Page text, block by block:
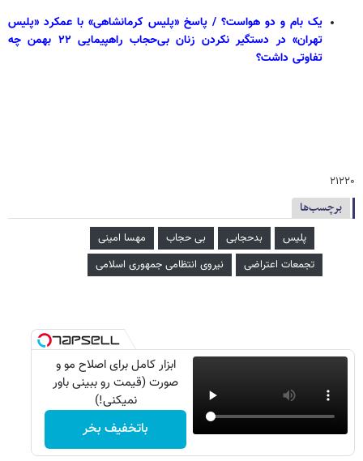
یک بام و دو هواست؟ / پاسخ «پلیس کرمانشاهی» با عمکرد «پلیس
تهران» در دستگیر نکردن زنان بی‌حجاب راهپیمایی ۲۲ بهمن چه
تفاوتی داشت؟
۲۱۲۲۰
برچسب‌ها
پلیس بدحجابی بی حجاب
مهسا امینی
تجمعات اعتراضی
نیروی انتظامی جمهوری اسلامی
ابزار کامل برای اصلاح مو و
صورت (قیمت رو ببینی باور
نمیکنی!)
باتخفیف بخر